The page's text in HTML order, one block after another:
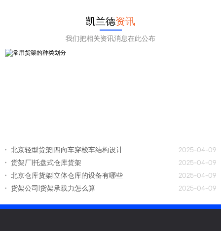
凯兰德资讯
我们把相关资讯消息在此公布
北京轻型货架|四向车穿梭车结构设计
2025-04-09
货架厂|托盘式仓库货架
2025-04-09
北京仓库货架|立体仓库的设备有哪些
2025-04-09
货架公司|货架承载力怎么算
2025-04-09